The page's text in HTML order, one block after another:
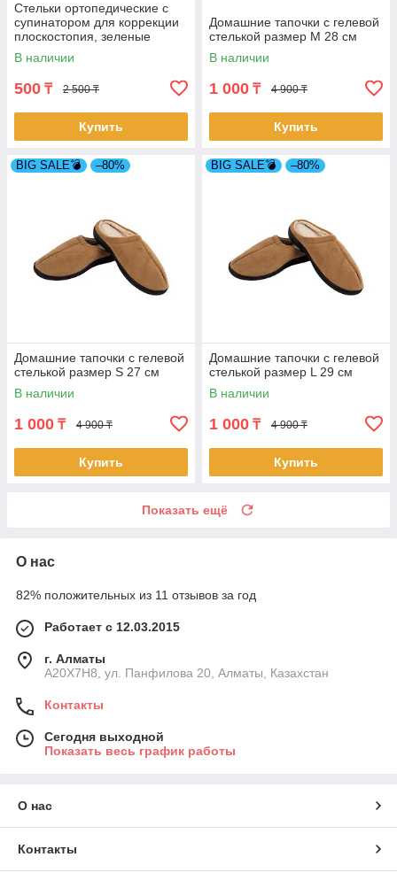
Стельки ортопедические с
супинатором для коррекции
плоскостопия, зеленые
(4782-1)
В наличии
500 ₸ 2 500 ₸
Купить
Домашние тапочки с гелевой
стелькой размер M 28 см
В наличии
1 000 ₸ 4 900 ₸
Купить
BIG SALE💣 –80%
Домашние тапочки с гелевой
стелькой размер S 27 см
В наличии
1 000 ₸ 4 900 ₸
Купить
BIG SALE💣 –80%
Домашние тапочки с гелевой
стелькой размер L 29 см
В наличии
1 000 ₸ 4 900 ₸
Купить
Показать ещё
О нас
82% положительных из 11 отзывов за год
Работает с 12.03.2015
г. Алматы
A20X7H8, ул. Панфилова 20, Алматы, Казахстан
Контакты
Сегодня выходной
Показать весь график работы
О нас
Контакты